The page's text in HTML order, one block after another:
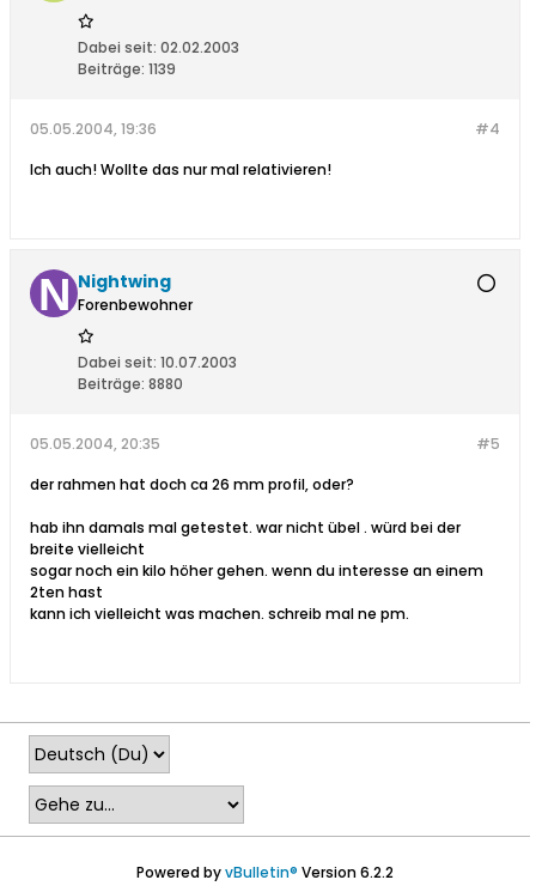
Dabei seit: 02.02.2003
Beiträge: 1139
#4
05.05.2004, 19:36
Ich auch! Wollte das nur mal relativieren!
Nightwing
Forenbewohner
Dabei seit: 10.07.2003
Beiträge: 8880
#5
05.05.2004, 20:35
der rahmen hat doch ca 26 mm profil, oder?
hab ihn damals mal getestet. war nicht übel . würd bei der
breite vielleicht
sogar noch ein kilo höher gehen. wenn du interesse an einem
2ten hast
kann ich vielleicht was machen. schreib mal ne pm.
Powered byvBulletin® Version 6.2.2